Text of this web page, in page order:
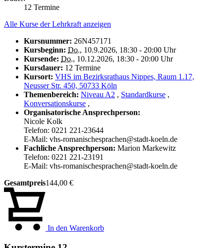
12 Termine
Alle Kurse der Lehrkraft anzeigen
Kursnummer: 26N457171
Kursbeginn: Do., 10.9.2026, 18:30 - 20:00 Uhr
Kursende: Do., 10.12.2026, 18:30 - 20:00 Uhr
Kursdauer: 12 Termine
Kursort: VHS im Bezirksrathaus Nippes, Raum 1.17,
Neusser Str. 450, 50733 Köln
Themenbereich: Niveau A2 , Standardkurse ,
Konversationskurse ,
Organisatorische Ansprechperson:
Nicole Kolk
Telefon: 0221 221-23644
E-Mail: vhs-romanischesprachen@stadt-koeln.de
Fachliche Ansprechperson: Marion Markewitz
Telefon: 0221 221-23191
E-Mail: vhs-romanischesprachen@stadt-koeln.de
Gesamtpreis144,00 €
In den Warenkorb